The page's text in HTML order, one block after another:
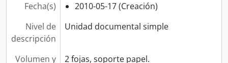
Fecha(s)
2010-05-17 (Creación)
Nivel de
descripción
Unidad documental simple
Volumen y
2 fojas, soporte papel.